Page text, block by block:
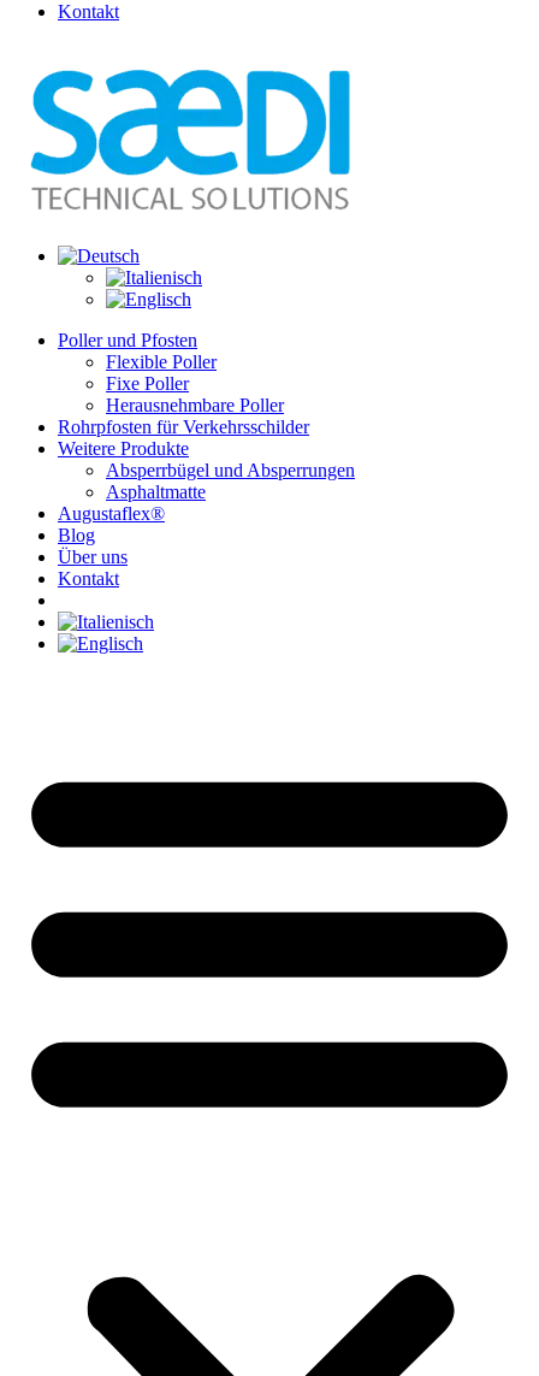
Kontakt
Poller und Pfosten
Flexible Poller
Fixe Poller
Herausnehmbare Poller
Rohrpfosten für Verkehrsschilder
Weitere Produkte
Absperrbügel und Absperrungen
Asphaltmatte
Augustaflex®
Blog
Über uns
Kontakt